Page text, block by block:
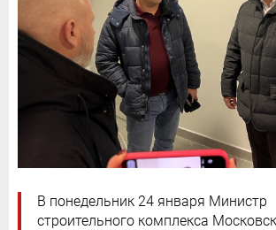
В понедельник 24 января Министр
строительного комплекса